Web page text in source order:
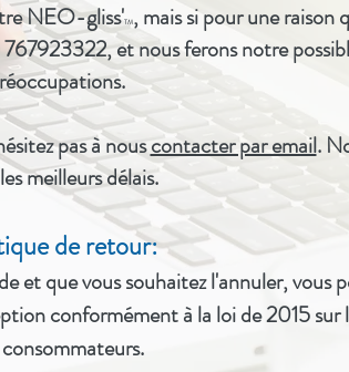
NEO-gliss'TM, mais si pour une raison
et nous ferons notre
pas à nouscontacter par email.
meilleurs délais.
de retour:
et que vous souhaitez l'annuler, vous
conformément à la loi de 2015 sur